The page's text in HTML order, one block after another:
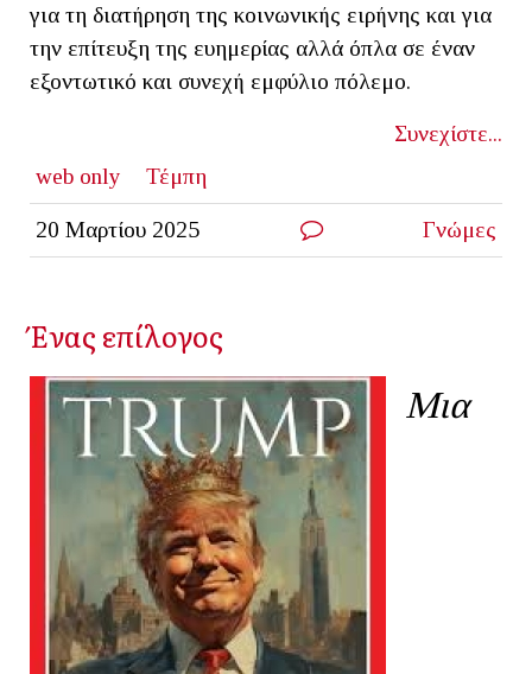
για τη διατήρηση της κοινωνικής ειρήνης και για
την επίτευξη της ευημερίας αλλά όπλα σε έναν
εξοντωτικό και συνεχή εμφύλιο πόλεμο.
Συνεχίστε...
web only
Τέμπη
20 Μαρτίου 2025 Γνώμες
Ένας επίλογος
Mια